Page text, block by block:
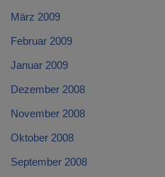
März 2009
Februar 2009
Januar 2009
Dezember 2008
November 2008
Oktober 2008
September 2008